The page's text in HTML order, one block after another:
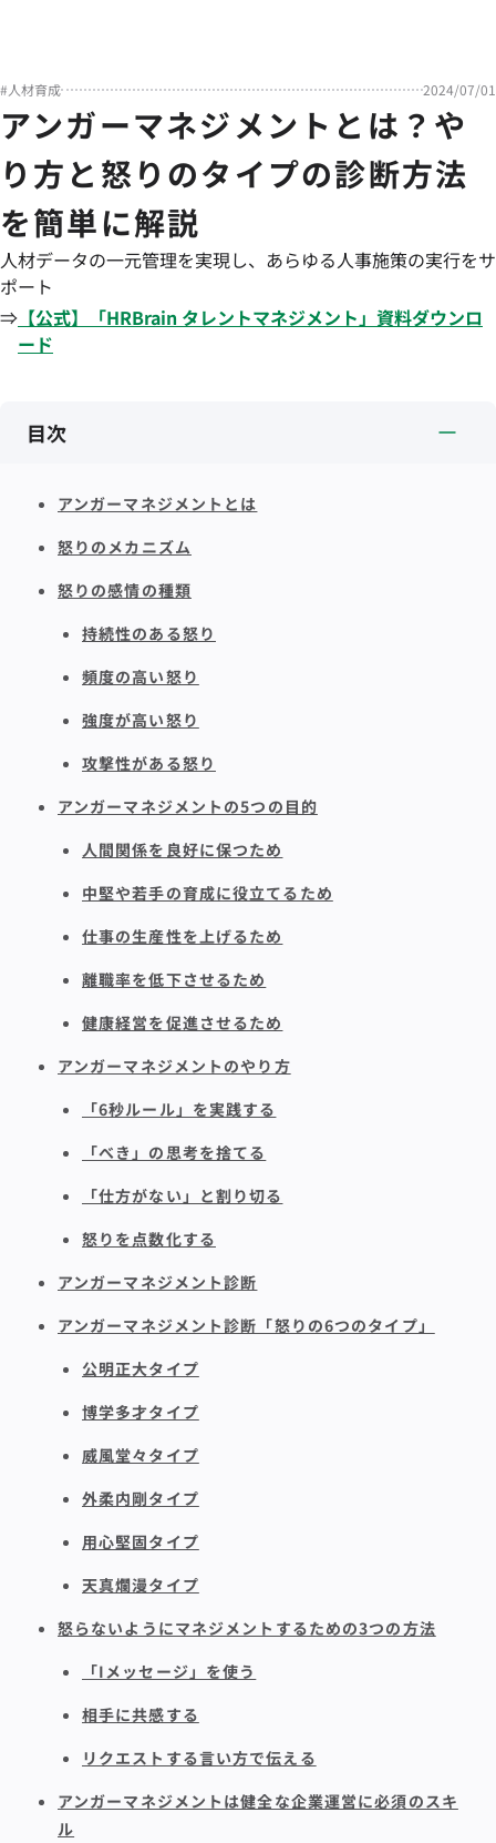
#人材育成 2024/07/01
アンガーマネジメントとは？や
り方と怒りのタイプの診断方法
を簡単に解説
人材データの一元管理を実現し、あらゆる人事施策の実行をサ
ポート
⇒ 【公式】「HRBrain タレントマネジメント」資料ダウンロ
ード
目次
アンガーマネジメントとは
怒りのメカニズム
怒りの感情の種類
持続性のある怒り
頻度の高い怒り
強度が高い怒り
攻撃性がある怒り
アンガーマネジメントの5つの目的
人間関係を良好に保つため
中堅や若手の育成に役立てるため
仕事の生産性を上げるため
離職率を低下させるため
健康経営を促進させるため
アンガーマネジメントのやり方
「6秒ルール」を実践する
「べき」の思考を捨てる
「仕方がない」と割り切る
怒りを点数化する
アンガーマネジメント診断
アンガーマネジメント診断「怒りの6つのタイプ」
公明正大タイプ
博学多才タイプ
威風堂々タイプ
外柔内剛タイプ
用心堅固タイプ
天真爛漫タイプ
怒らないようにマネジメントするための3つの方法
「Iメッセージ」を使う
相手に共感する
リクエストする言い方で伝える
アンガーマネジメントは健全な企業運営に必須のスキ
ル